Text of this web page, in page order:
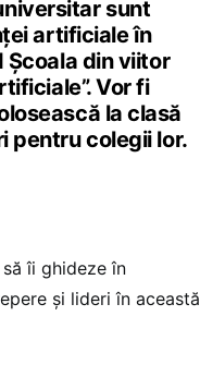
sunt
artificiale în
Școala din viitor
Vor fi
la clasă
pentru colegii lor.
îi ghideze în
și lideri în această